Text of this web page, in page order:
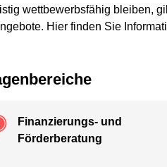
wettbewerbsfähig bleiben,
Hier finden Sie
Finanzierungs- und
Förderberatung